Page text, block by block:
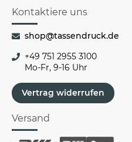
Kontaktiere uns
shop@tassendruck.de
+49 751 2955 3100
Mo-Fr, 9-16 Uhr
Vertrag widerrufen
Versand